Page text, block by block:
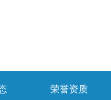
荣誉资质